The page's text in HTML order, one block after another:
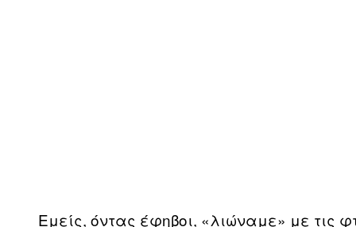
Εμείς, όντας έφηβοι, «λιώναμε» με τις